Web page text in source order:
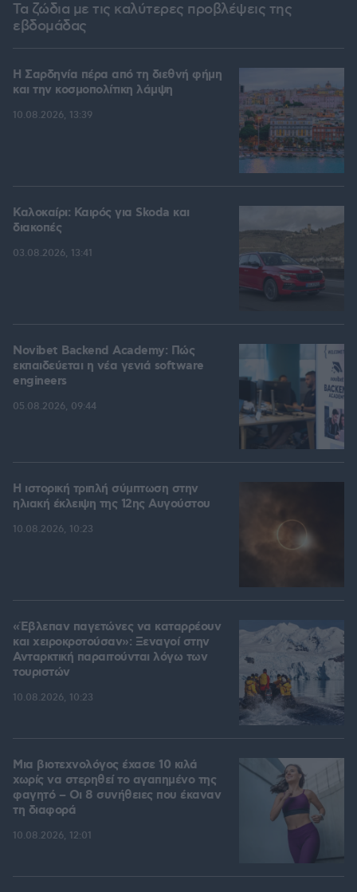
Τα ζώδια με τις καλύτερες προβλέψεις της
εβδομάδας
Η Σαρδηνία πέρα από τη διεθνή φήμη
και την κοσμοπολίτικη λάμψη
10.08.2026, 13:39
Καλοκαίρι: Καιρός για Skoda και
διακοπές
03.08.2026, 13:41
Novibet Backend Academy: Πώς
εκπαιδεύεται η νέα γενιά software
engineers
05.08.2026, 09:44
Η ιστορική τριπλή σύμπτωση στην
ηλιακή έκλειψη της 12ης Αυγούστου
10.08.2026, 10:23
«Έβλεπαν παγετώνες να καταρρέουν
και χειροκροτούσαν»: Ξεναγοί στην
Ανταρκτική παραιτούνται λόγω των
τουριστών
10.08.2026, 10:23
Μια βιοτεχνολόγος έχασε 10 κιλά
χωρίς να στερηθεί το αγαπημένο της
φαγητό – Οι 8 συνήθειες που έκαναν
τη διαφορά
10.08.2026, 12:01